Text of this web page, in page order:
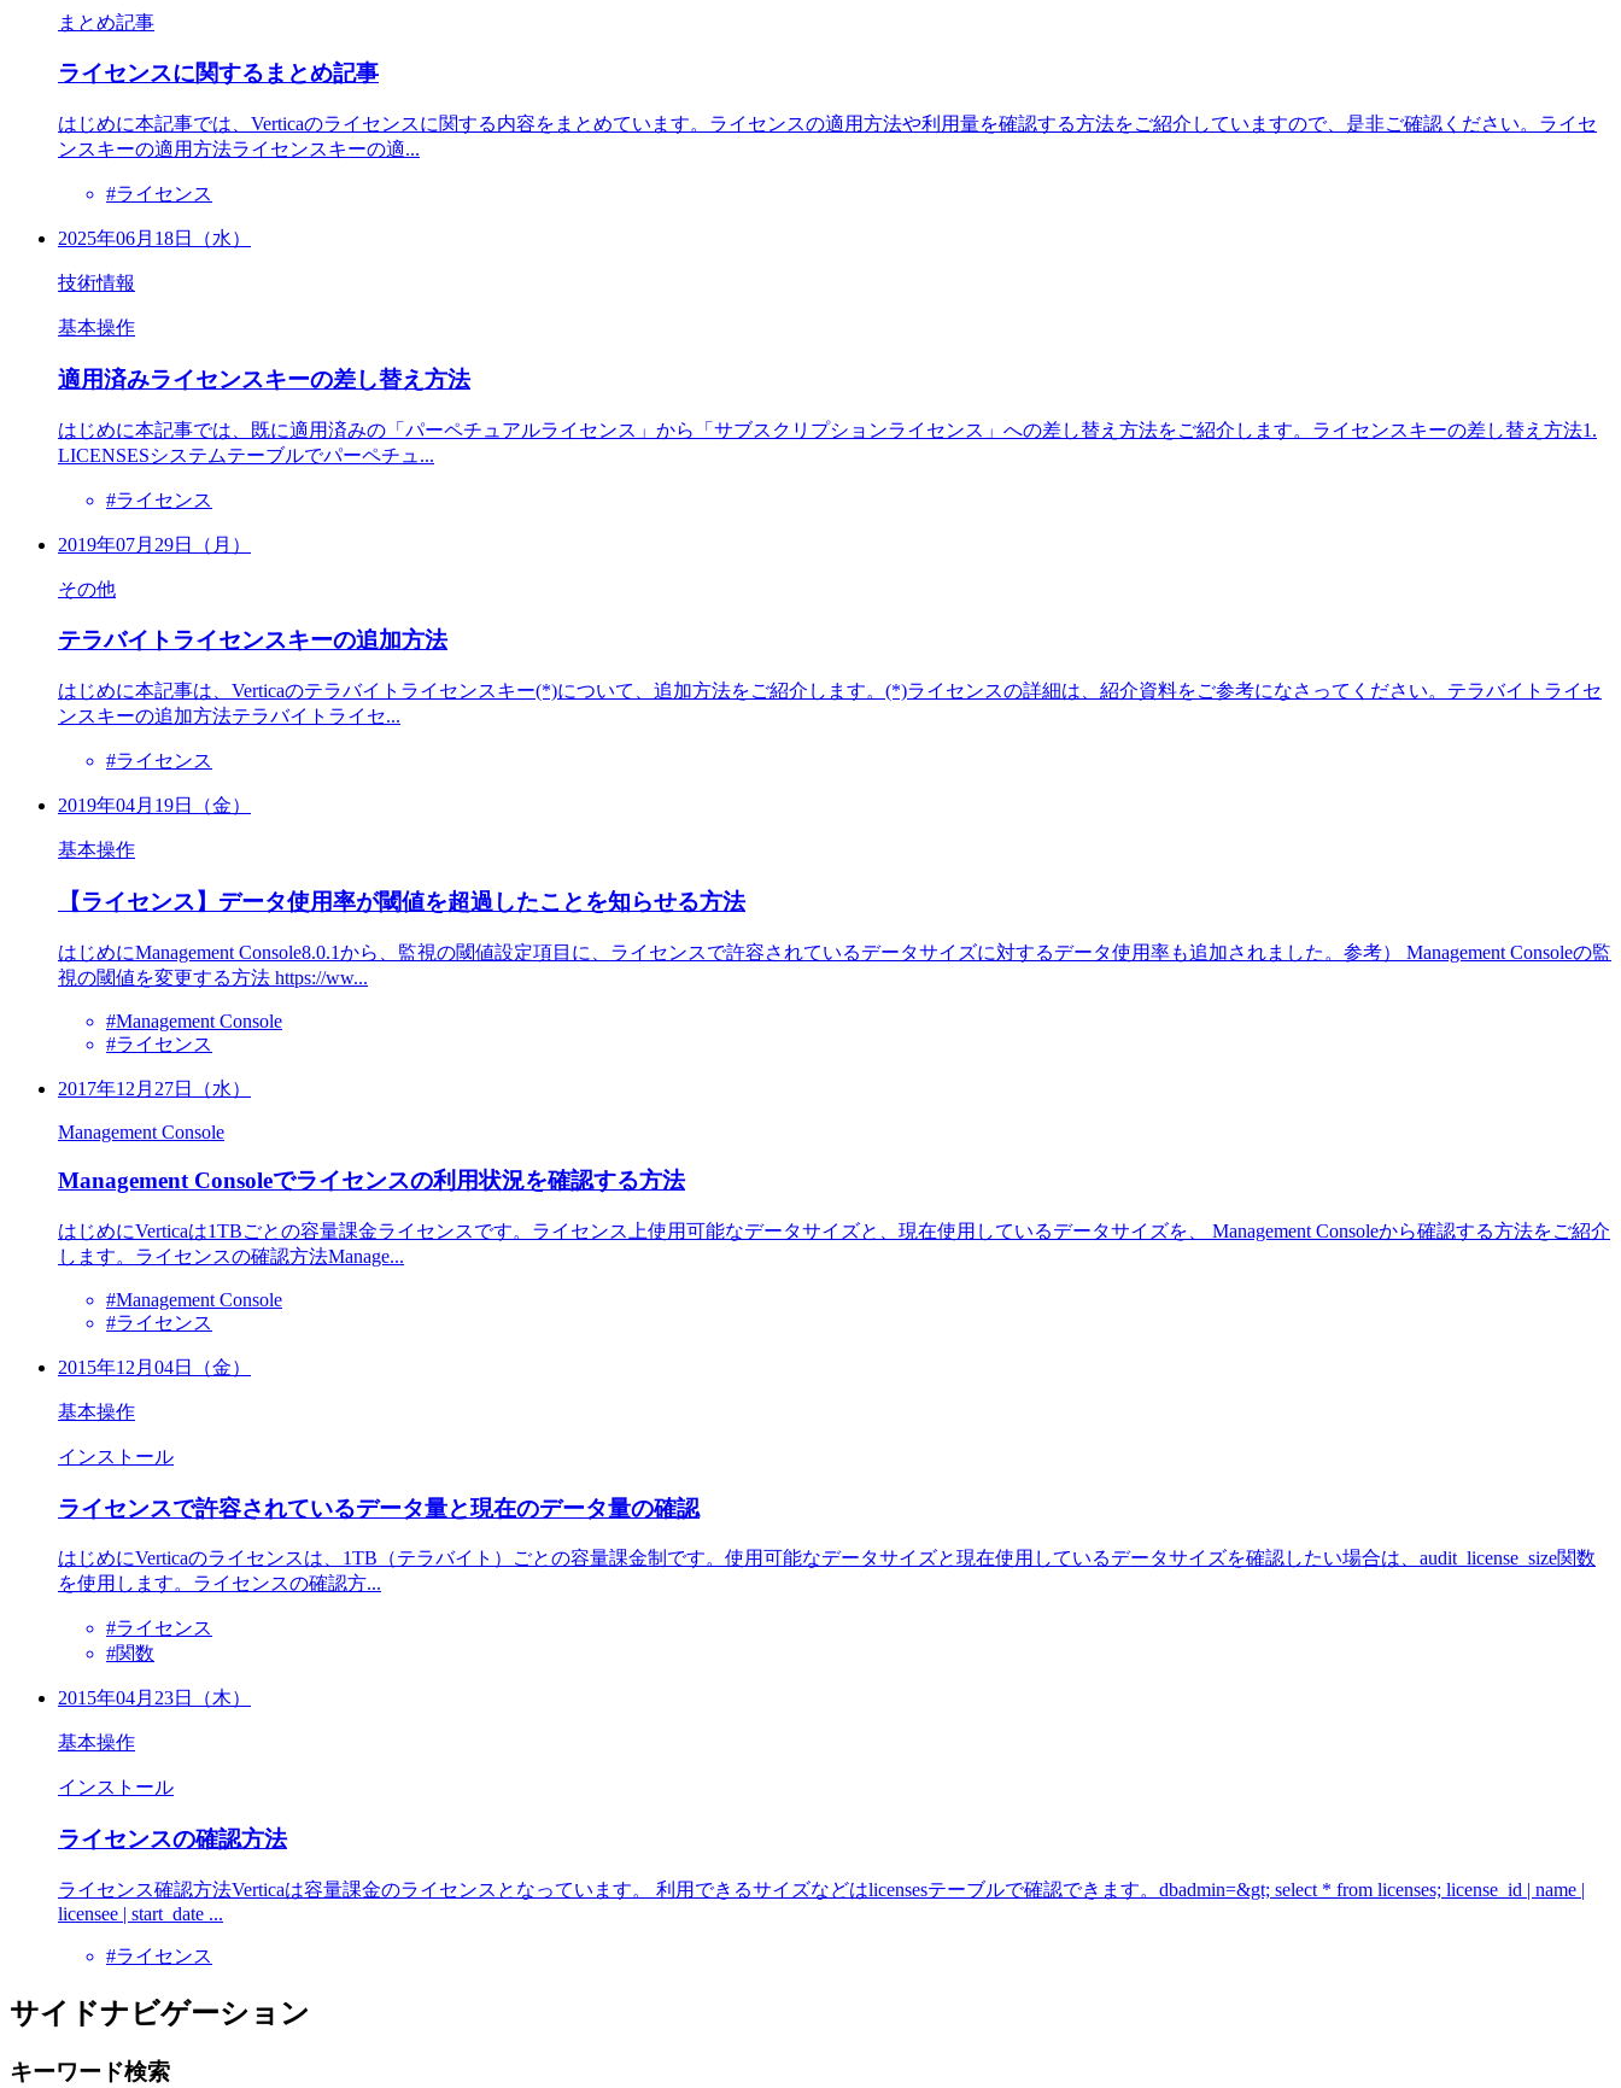
まとめ記事
ライセンスに関するまとめ記事
はじめに本記事では、Verticaのライセンスに関する内容をまとめています。ライセンスの適用方法や利用量を確認する方法をご紹介していますので、是非ご確認ください。ライセ
ンスキーの適用方法ライセンスキーの適...
#ライセンス
2025年06月18日（水）
技術情報
基本操作
適用済みライセンスキーの差し替え方法
はじめに本記事では、既に適用済みの「パーペチュアルライセンス」から「サブスクリプションライセンス」への差し替え方法をご紹介します。ライセンスキーの差し替え方法1.
LICENSESシステムテーブルでパーペチュ...
#ライセンス
2019年07月29日（月）
その他
テラバイトライセンスキーの追加方法
はじめに本記事は、Verticaのテラバイトライセンスキー(*)について、追加方法をご紹介します。(*)ライセンスの詳細は、紹介資料をご参考になさってください。テラバイトライセ
ンスキーの追加方法テラバイトライセ...
#ライセンス
2019年04月19日（金）
基本操作
【ライセンス】データ使用率が閾値を超過したことを知らせる方法
はじめにManagement Console8.0.1から、監視の閾値設定項目に、ライセンスで許容されているデータサイズに対するデータ使用率も追加されました。参考） Management Consoleの監
視の閾値を変更する方法 https://ww...
#Management Console
#ライセンス
2017年12月27日（水）
Management Console
Management Consoleでライセンスの利用状況を確認する方法
はじめにVerticaは1TBごとの容量課金ライセンスです。ライセンス上使用可能なデータサイズと、現在使用しているデータサイズを、 Management Consoleから確認する方法をご紹介
します。ライセンスの確認方法Manage...
#Management Console
#ライセンス
2015年12月04日（金）
基本操作
インストール
ライセンスで許容されているデータ量と現在のデータ量の確認
はじめにVerticaのライセンスは、1TB（テラバイト）ごとの容量課金制です。使用可能なデータサイズと現在使用しているデータサイズを確認したい場合は、audit_license_size関数
を使用します。ライセンスの確認方...
#ライセンス
#関数
2015年04月23日（木）
基本操作
インストール
ライセンスの確認方法
ライセンス確認方法Verticaは容量課金のライセンスとなっています。 利用できるサイズなどはlicensesテーブルで確認できます。dbadmin=&gt; select * from licenses; license_id | name |
licensee | start_date ...
#ライセンス
サイドナビゲーション
キーワード検索